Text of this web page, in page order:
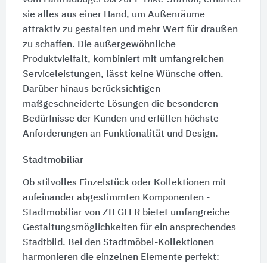
sie alles aus einer Hand, um Außenräume
attraktiv zu gestalten und mehr Wert für draußen
zu schaffen. Die außergewöhnliche
Produktvielfalt, kombiniert mit umfangreichen
Serviceleistungen, lässt keine Wünsche offen.
Darüber hinaus berücksichtigen
maßgeschneiderte Lösungen die besonderen
Bedürfnisse der Kunden und erfüllen höchste
Anforderungen an Funktionalität und Design.
Stadtmobiliar
Ob stilvolles Einzelstück oder Kollektionen mit
aufeinander abgestimmten Komponenten -
Stadtmobiliar von ZIEGLER bietet umfangreiche
Gestaltungsmöglichkeiten für ein ansprechendes
Stadtbild. Bei den Stadtmöbel-Kollektionen
harmonieren die einzelnen Elemente perfekt: